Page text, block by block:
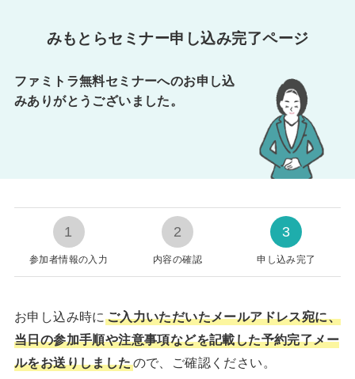
みもとらセミナー申し込み完了ページ
ファミトラ無料セミナーへのお申し込
みありがとうございました。
1
参加者情報の入力
2
内容の確認
3
申し込み完了
お申し込み時に ご入力いただいたメールアドレス宛に、
当日の参加手順や注意事項などを記載した予約完了メー
ルをお送りしましたので、ご確認ください。